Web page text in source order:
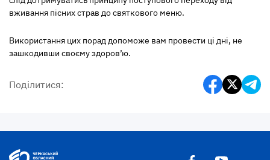
вживання пісних страв до святкового меню.
Використання цих порад допоможе вам провести ці дні, не
зашкодивши своєму здоров’ю.
Поділитися: